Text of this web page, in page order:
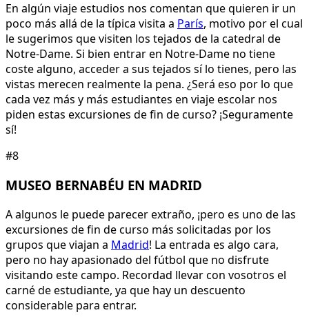
En algún viaje estudios nos comentan que quieren ir un
poco más allá de la típica visita a París, motivo por el cual
le sugerimos que visiten los tejados de la catedral de
Notre-Dame. Si bien entrar en Notre-Dame no tiene
coste alguno, acceder a sus tejados sí lo tienes, pero las
vistas merecen realmente la pena. ¿Será eso por lo que
cada vez más y más estudiantes en viaje escolar nos
piden estas excursiones de fin de curso? ¡Seguramente
sí!
#8
MUSEO BERNABÉU EN MADRID
A algunos le puede parecer extraño, ¡pero es uno de las
excursiones de fin de curso más solicitadas por los
grupos que viajan a Madrid! La entrada es algo cara,
pero no hay apasionado del fútbol que no disfrute
visitando este campo. Recordad llevar con vosotros el
carné de estudiante, ya que hay un descuento
considerable para entrar.